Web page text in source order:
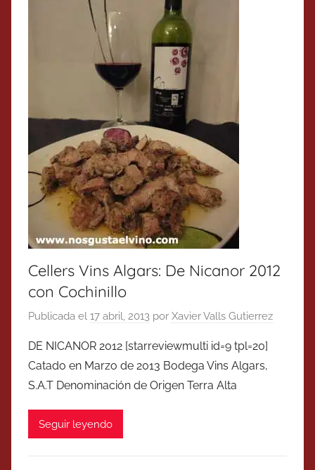
Cellers Vins Algars: De Nicanor 2012
con Cochinillo
Publicada el 17 abril, 2013 por Xavier Valls Gutierrez
DE NICANOR 2012 [starreviewmulti id=9 tpl=20]
Catado en Marzo de 2013 Bodega Vins Algars,
S.A.T Denominación de Origen Terra Alta
Seguir leyendo